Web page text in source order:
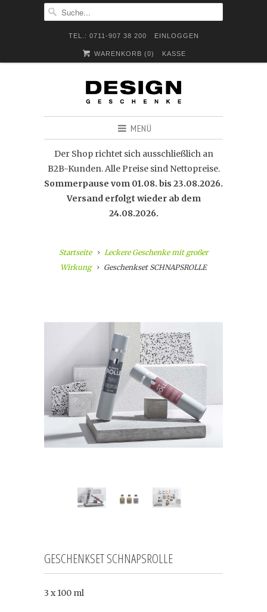
TEL.: 0711-907 38 200 EINLOGGEN
WARENKORB (0) KASSE
MENÜ
Der Shop richtet sich ausschließlich an
B2B-Kunden. Alle Preise sind Nettopreise.
Sommerpause vom 01.08. bis 23.08.2026.
Versand erfolgt wieder ab dem
24.08.2026.
Startseite
Leckere Geschenke mit großer
Wirkung
Geschenkset SCHNAPSROLLE
GESCHENKSET SCHNAPSROLLE
3 x 100 ml